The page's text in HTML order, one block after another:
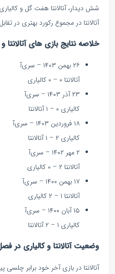
شش دیدار، آتالانتا هفت گل و
آتالانتا در مجموع رکورد بهتری در
خلاصه نتایج بازی های آتالانتا و
۲۶ بهمن ۱۴۰۳ – سری‌آ
آتالانتا ۰ – ۰ کالیاری
۲۳ آذر ۱۴۰۳ – سری‌آ
کالیاری ۰ – ۱ آتالانتا
۱۸ فروردین ۱۴۰۳ – سری‌آ
کالیاری ۲ – ۱ آتالانتا
۲ مهر ۱۴۰۲ – سری‌آ
آتالانتا ۲ – ۰ کالیاری
۱۷ بهمن ۱۴۰۰ – سری‌آ
آتالانتا ۱ – ۲ کالیاری
۱۵ آبان ۱۴۰۰ – سری‌آ
کالیاری ۱ – ۲ آتالانتا
وضعیت آتالانتا و کالیاری در
آتالانتا در بازی آخر خود برابر چلسی